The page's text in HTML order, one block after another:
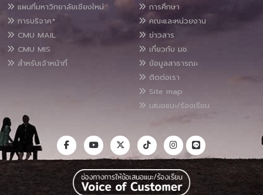
แผนที่มหาวิทยาลัยเชียงใหม่
การบริจาค*
CMU MAIL
CMU MIS
สำหรับเจ้าหน้าที่
การศึกษา
คณะและหน่วยงาน
ข่าวสาร
เกี่ยวกับ มช.
ข้อมูลสาธารณะ
ติดต่อเรา
Site map
เสนอแนะ/ร้องเรียน